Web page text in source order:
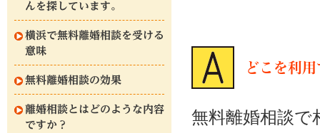
んを探しています。
横浜で無料離婚相談を受ける
意味
無料離婚相談の効果
離婚相談とはどのような内容
ですか？
どこを利
無料離婚相談